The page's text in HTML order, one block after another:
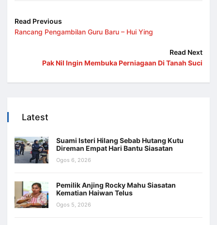
Read Previous
Rancang Pengambilan Guru Baru – Hui Ying
Read Next
Pak Nil Ingin Membuka Perniagaan Di Tanah Suci
Latest
Suami Isteri Hilang Sebab Hutang Kutu
Direman Empat Hari Bantu Siasatan
Ogos 6, 2026
Pemilik Anjing Rocky Mahu Siasatan
Kematian Haiwan Telus
Ogos 5, 2026